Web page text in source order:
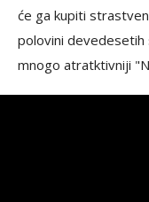
će ga kupiti
polovini devedesetih
mnogo atratktivniji